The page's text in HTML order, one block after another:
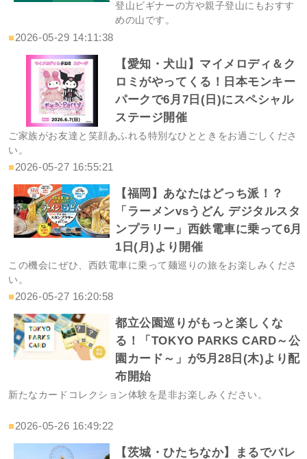
登山ビギナーの方や親子登山にもおすす
めの山です。
■2026-05-29 14:11:38
【愛知・犬山】マイメロディ＆ク
ロミがやってくる！日本モンキー
パークで6月7日(日)にスペシャル
ステージ開催
ご家族がお友達と笑顔あふれる特別なひとときをお過ごしくださ
い。
■2026-05-27 16:55:21
【福岡】あなたはどっち派！？
「ラーメンvsうどん デジタルスタ
ンプラリー」西鉄電車に乗って6月
1日(月)より開催
この機会にぜひ、西鉄電車に乗って麺巡りの旅をお楽しみくださ
い。
■2026-05-27 16:20:58
都立公園巡りがもっと楽しくな
る！「TOKYO PARKS CARD～公
園カード～」が5月28日(木)より配
布開始
新たなカードコレクション体験を是非お楽しみください。
■2026-05-26 16:49:22
【茨城・ひたちなか】まるでバレ